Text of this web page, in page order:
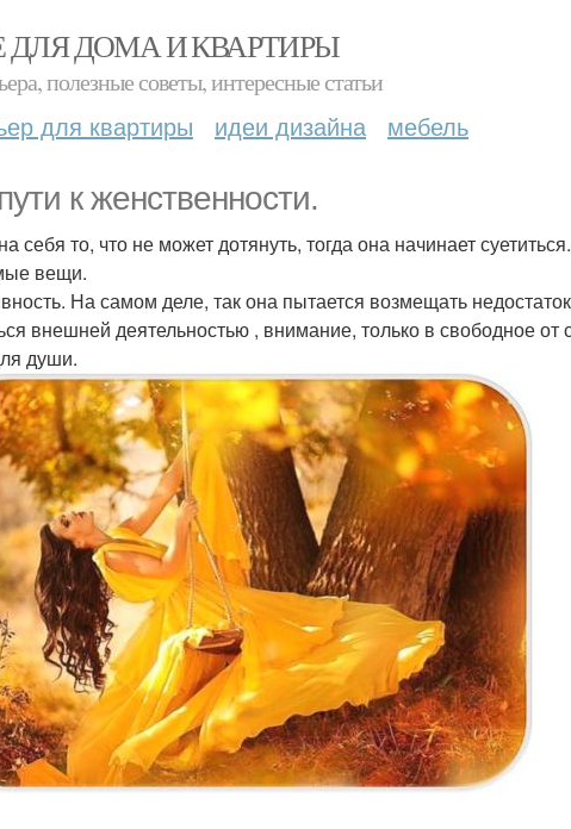
ДЛЯ ДОМА И КВАРТИРЫ
полезные советы, интересные статьи
для квартиры идеи дизайна мебель
к женственности.
себя то, что не может дотянуть, тогда она начинает
вещи.
На самом деле, так она пытается возмещать
внешней деятельностью , внимание, только в свободное от
души.